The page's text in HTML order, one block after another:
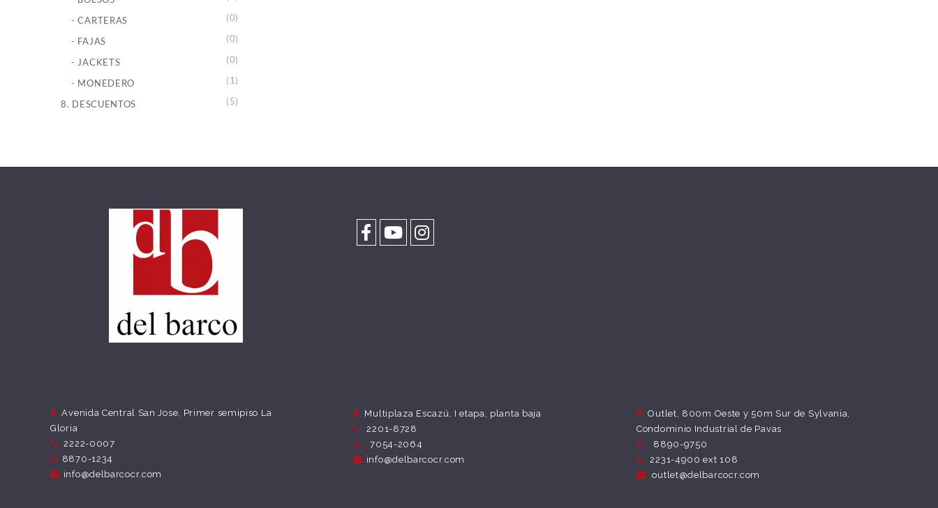
- CARTERAS (0)
- FAJAS (0)
- JACKETS (0)
- MONEDERO (1)
8. DESCUENTOS (5)
Avenida Central San Jose, Primer semipiso La
Gloria
2222-0007
8870-1234
info@delbarcocr.com
Multiplaza Escazú, I etapa, planta baja
2201-8728
7054-2064
info@delbarcocr.com
Outlet, 800m Oeste y 50m Sur de Sylvania,
Condominio Industrial de Pavas
8890-9750
2231-4900 ext 108
outlet@delbarcocr.com